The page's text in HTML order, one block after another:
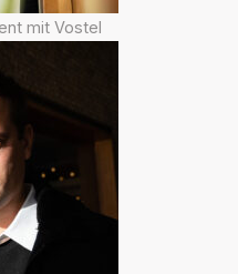
mit Vostel